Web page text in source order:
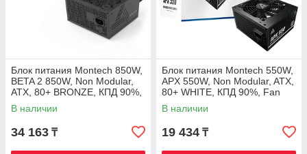
Блок питания Montech 850W,
BETA 2 850W, Non Modular,
ATX, 80+ BRONZE, КПД 90%,
Fan 120mm, Черный
В наличии
34 163 ₸
Блок питания Montech 550W,
APX 550W, Non Modular, ATX,
80+ WHITE, КПД 90%, Fan
120mm, Черный
В наличии
19 434 ₸